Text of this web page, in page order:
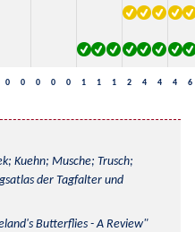
0 0 0 0 0 1 1 1 2 4 4 4 6
Kuehn; Musche; Trusch;
der Tagfalter und
Butterflies - A Review